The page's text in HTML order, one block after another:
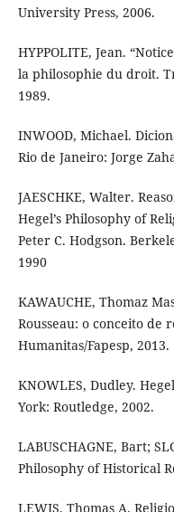
University Press, 2006.
HYPPOLITE, Jean.
la philosophie du droit.
1989.
INWOOD, Michael.
Rio de Janeiro: Jorge
JAESCHKE, Walter.
Hegel’s Philosophy of
Peter C. Hodgson.
1990
KAWAUCHE, Thomaz
Rousseau: o conceito de
Humanitas/Fapesp, 2013.
KNOWLES, Dudley.
York: Routledge, 2002.
LABUSCHAGNE, Bart;
Philosophy of Historical
LEWIS, Thomas A.